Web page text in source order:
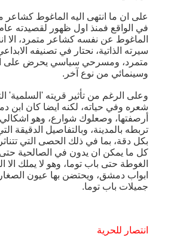
على ان ما انتهى اليه الماغوط كشاعر
الماغوط عن نفسه كشاعر متمرد، الا
سيرته الذاتية، نحتار في تصنيفه
متمرد، ومسرحي سياسي يحرض على
وسينمائي من نوع آخر.
وعلى الرغم من تأثير قريته 'السلمية'
شعره وفي حياته، لكنه ايضا كان ابن
أرصفتها، وصعلوك شوارع، وهو اشكالي
تربطه بالمدينة، وبالتفاصيل الدقيقة
بكل دقة، بما في ذلك الحصى التي
كل ما يمكن ان يدون في الصالحية حتى
الغوطة حتى باب توما، وهو لا يملك الا
ابواب دمشق، ويحتضن بها عيون
جميلات باب توما.
انتصار للحرية